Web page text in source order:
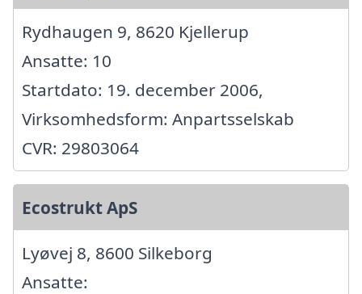
Rydhaugen 9, 8620 Kjellerup
Ansatte: 10
Startdato: 19. december 2006,
Virksomhedsform: Anpartsselskab
CVR: 29803064
Ecostrukt ApS
Lyøvej 8, 8600 Silkeborg
Ansatte: